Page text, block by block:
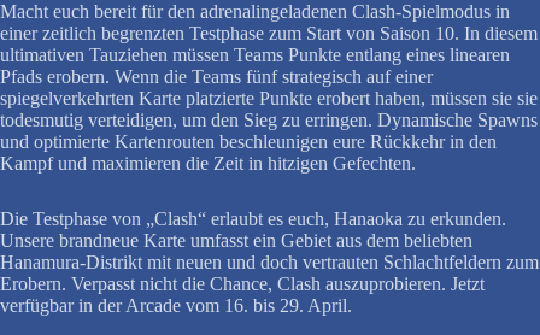
Macht euch bereit für den adrenalingeladenen Clash-Spielmodus in
einer zeitlich begrenzten Testphase zum Start von Saison 10. In diesem
ultimativen Tauziehen müssen Teams Punkte entlang eines linearen
Pfads erobern. Wenn die Teams fünf strategisch auf einer
spiegelverkehrten Karte platzierte Punkte erobert haben, müssen sie sie
todesmutig verteidigen, um den Sieg zu erringen. Dynamische Spawns
und optimierte Kartenrouten beschleunigen eure Rückkehr in den
Kampf und maximieren die Zeit in hitzigen Gefechten.
Die Testphase von „Clash“ erlaubt es euch, Hanaoka zu erkunden.
Unsere brandneue Karte umfasst ein Gebiet aus dem beliebten
Hanamura-Distrikt mit neuen und doch vertrauten Schlachtfeldern zum
Erobern. Verpasst nicht die Chance, Clash auszuprobieren. Jetzt
verfügbar in der Arcade vom 16. bis 29. April.